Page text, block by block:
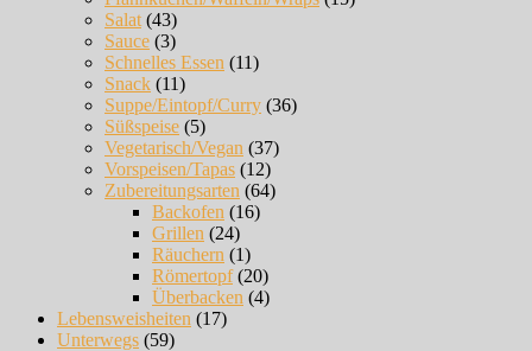
Salat (43)
Sauce (3)
Schnelles Essen (11)
Snack (11)
Suppe/Eintopf/Curry (36)
Süßspeise (5)
Vegetarisch/Vegan (37)
Vorspeisen/Tapas (12)
Zubereitungsarten (64)
Backofen (16)
Grillen (24)
Räuchern (1)
Römertopf(20)
Überbacken (4)
Lebensweisheiten (17)
Unterwegs (59)